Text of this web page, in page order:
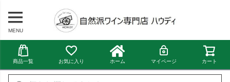
MENU
商品一覧 お気に入り ホーム マイページ カート